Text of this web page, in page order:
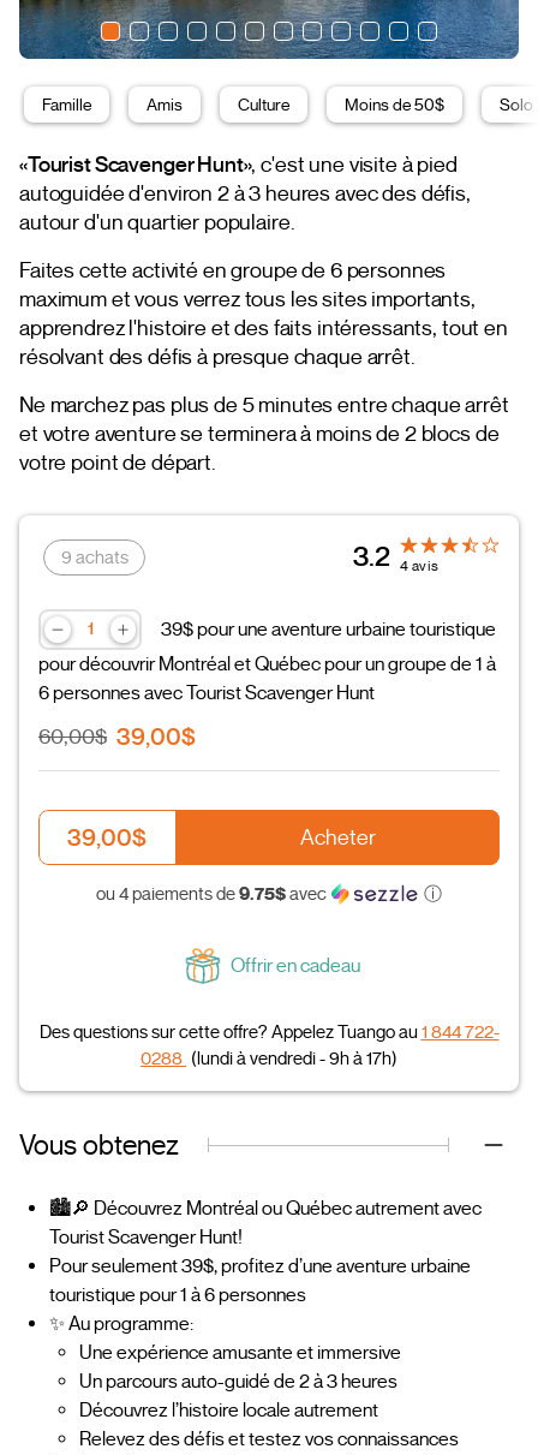
Famille Amis Culture Moins de 50$ Solo
«Tourist Scavenger Hunt», c'est une visite à pied
autoguidée d'environ 2 à 3 heures avec des défis,
autour d'un quartier populaire.
Faites cette activité en groupe de 6 personnes
maximum et vous verrez tous les sites importants,
apprendrez l'histoire et des faits intéressants, tout en
résolvant des défis à presque chaque arrêt.
Ne marchez pas plus de 5 minutes entre chaque arrêt
et votre aventure se terminera à moins de 2 blocs de
votre point de départ.
9 achats 3.2 4 avis
39$ pour une aventure urbaine touristique
pour découvrir Montréal et Québec pour un groupe de 1 à
6 personnes avec Tourist Scavenger Hunt
60,00$ 39,00$
39,00$ Acheter
ou 4 paiements de9.75$avec ⓘ
Offrir en cadeau
Des questions sur cette offre? Appelez Tuango au1 844 722-
0288 (lundi à vendredi - 9h à 17h)
Vous obtenez
🏙️🔎 Découvrez Montréal ou Québec autrement avec
Tourist Scavenger Hunt!
Pour seulement 39$, profitez d’une aventure urbaine
touristique pour 1 à 6 personnes
✨ Au programme:
Une expérience amusante et immersive
Un parcours auto-guidé de 2 à 3 heures
Découvrez l’histoire locale autrement
Relevez des défis et testez vos connaissances